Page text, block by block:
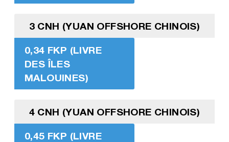
3 CNH (YUAN OFFSHORE CHINOIS)
0,34 FKP (LIVRE
DES ÎLES
MALOUINES)
4 CNH (YUAN OFFSHORE CHINOIS)
0,45 FKP (LIVRE